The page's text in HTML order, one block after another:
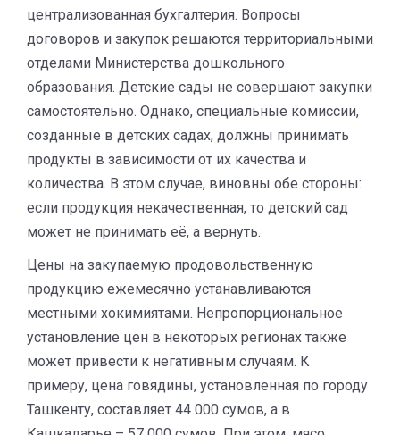
централизованная бухгалтерия. Вопросы
договоров и закупок решаются территориальными
отделами Министерства дошкольного
образования. Детские сады не совершают закупки
самостоятельно. Однако, специальные комиссии,
созданные в детских садах, должны принимать
продукты в зависимости от их качества и
количества. В этом случае, виновны обе стороны:
если продукция некачественная, то детский сад
может не принимать её, а вернуть.
Цены на закупаемую продовольственную
продукцию ежемесячно устанавливаются
местными хокимиятами. Непропорциональное
установление цен в некоторых регионах также
может привести к негативным случаям. К
примеру, цена говядины, установленная по городу
Ташкенту, составляет 44 000 сумов, а в